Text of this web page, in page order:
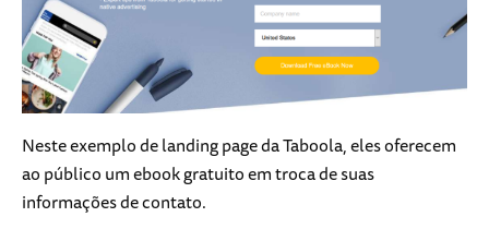
Neste exemplo de landing page da Taboola, eles oferecem
ao público um ebook gratuito em troca de suas
informações de contato.